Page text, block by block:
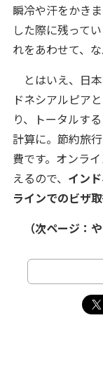
瞬冷や汗をかき
した際に残って
れをあわせて、
とはいえ、日
ドネシアルピア
り、トータルす
計算に。節約旅
費です。オンラ
えるので、 イン
ラインでのビザ
（次ページ：や